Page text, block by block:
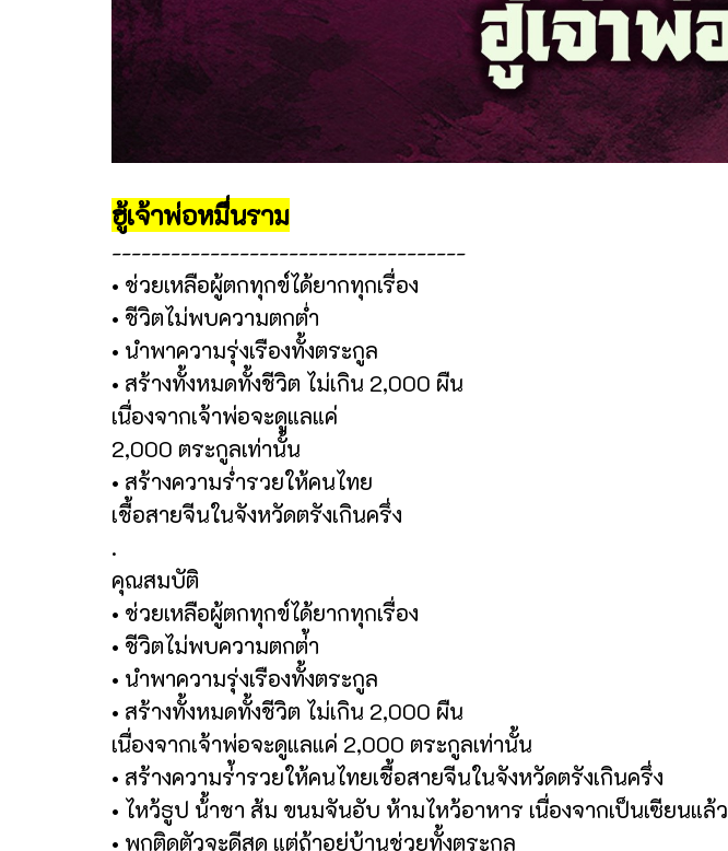
ฮู้เจ้าพ่อหมื่นราม
------------------------------------
• ช่วยเหลือผู้ตกทุกข์ได้ยากทุกเรื่อง
• ชีวิตไม่พบความตกต่ำ
• นำพาความรุ่งเรืองทั้งตระกูล
• สร้างทั้งหมดทั้งชีวิต ไม่เกิน 2,000 ผืน
เนื่องจากเจ้าพ่อจะดูแลแค่
2,000 ตระกูลเท่านั้น
• สร้างความร่ำรวยให้คนไทย
เชื้อสายจีนในจังหวัดตรังเกินครึ่ง
.
คุณสมบัติ
• ช่วยเหลือผู้ตกทุกข์ได้ยากทุกเรื่อง
• ชีวิตไม่พบความตกต่้า
• นำพาความรุ่งเรืองทั้งตระกูล
• สร้างทั้งหมดทั้งชีวิต ไม่เกิน 2,000 ผืน
เนื่องจากเจ้าพ่อจะดูแลแค่ 2,000 ตระกูลเท่านั้น
• สร้างความร่้ารวยให้คนไทยเชื้อสายจีนในจังหวัดตรังเกินครึ่ง
• ไหว้ธูป น้้าชา ส้ม ขนมจันอับ ห้ามไหว้อาหาร เนื่องจากเป็นเซียนแล้ว
• พกติดตัวจะดีสุด แต่ถ้าอยู่บ้านช่วยทั้งตระกูล